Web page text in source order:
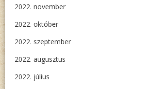
2022. november
2022. október
2022. szeptember
2022. augusztus
2022. július